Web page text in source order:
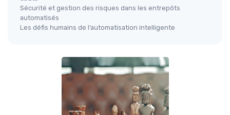
Sécurité et gestion des risques dans les entrepôts
automatisés
Les défis humains de l’automatisation intelligente